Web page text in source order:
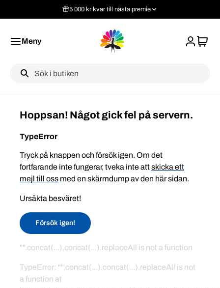
5 000 kr kvar till nästa premie
Meny
Label
Hoppsan! Något gick fel på servern.
TypeError
Tryck på knappen och försök igen. Om det
fortfarande inte fungerar, tveka inte attskicka ett
mejl till oss med en skärmdump av den här sidan.
Ursäkta besväret!
Försök igen!
"".concat(...).concat(...).replaceAll is not a function
TypeError: "".concat(...).concat(...).replaceAll is not
a function at